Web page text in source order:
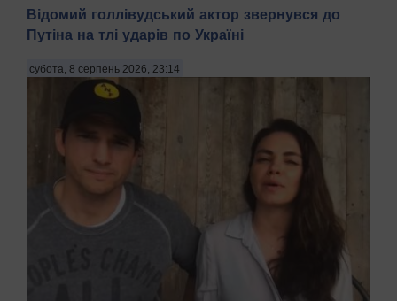
Відомий голлівудський актор звернувся до
Путіна на тлі ударів по Україні
субота, 8 серпень 2026, 23:14